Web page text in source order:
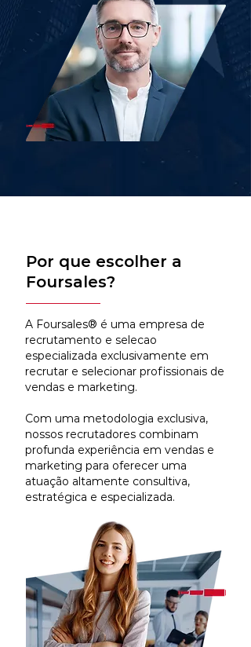
Por que escolher a
Foursales?
A Foursales® é uma empresa de
recrutamento e selecao
especializada exclusivamente em
recrutar e selecionar profissionais de
vendas e marketing.
Com uma metodologia exclusiva,
nossos recrutadores combinam
profunda experiência em vendas e
marketing para oferecer uma
atuação altamente consultiva,
estratégica e especializada.